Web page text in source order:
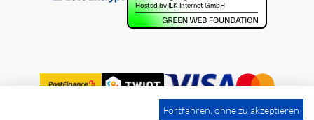
Fortfahren, ohne zu akzeptieren